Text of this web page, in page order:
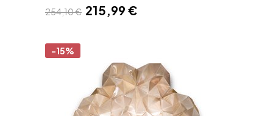
254,10 € 215,99 €
-15%